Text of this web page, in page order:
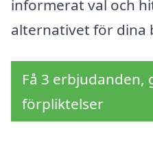
informerat val och
alternativet för dina
Få 3 erbjudanden,
förpliktelser